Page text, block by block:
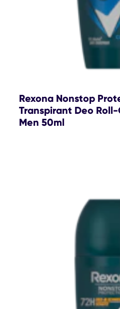
Rexona Nonstop
Transpirant Deo
Men 50ml